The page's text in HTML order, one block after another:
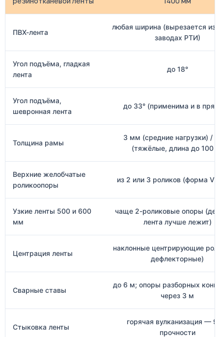
ПВХ-лента
любая ширина (вырезается из
заводах РТИ)
Угол подъёма, гладкая
лента
до 18°
Угол подъёма,
шевронная лента
до 33° (применима и в
Толщина рамы
3 мм (средние нагрузки) /
(тяжёлые, длина до 100
Верхние желобчатые
роликоопоры
из 2 или 3 роликов (форма V
Узкие ленты 500 и 600
мм
чаще 2-роликовые опоры
лента лучше лежит)
Центрация ленты
наклонные центрирующие
дефлекторные)
Сварные ставы
до 6 м; опоры разборных
через 3 м
Стыковка ленты
горячая вулканизация —
прочности